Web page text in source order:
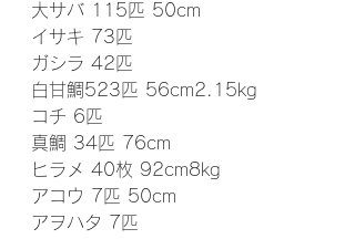
大サバ 115匹 50cm
イサキ 73匹
ガシラ 42匹
白甘鯛523匹 56cm2.15kg
コチ 6匹
真鯛 34匹 76cm
ヒラメ 40枚 92cm8kg
アコウ 7匹 50cm
アヲハタ 7匹